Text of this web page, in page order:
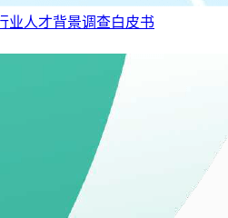
业人才背景调查白皮书